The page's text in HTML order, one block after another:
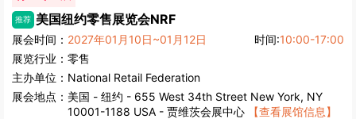
推荐 美国纽约零售展览会NRF
展会时间： 2027年01月10日~01月12日 时间:10:00-17:00
展览行业： 零售
主办单位： National Retail Federation
展会地点： 美国 - 纽约 - 655 West 34th Street New York, NY
10001-1188 USA - 贾维茨会展中心
【查看展馆信息】